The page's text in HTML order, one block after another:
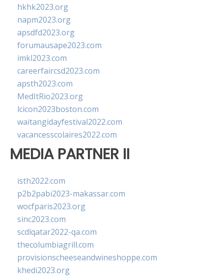
hkhk2023.org
napm2023.org
apsdfd2023.org
forumausape2023.com
imkl2023.com
careerfaircsd2023.com
apsth2023.com
MedItRio2023.org
lcicon2023boston.com
waitangidayfestival2022.com
vacancesscolaires2022.com
MEDIA PARTNER II
isth2022.com
p2b2pabi2023-makassar.com
wocfparis2023.org
sinc2023.com
scdlqatar2022-qa.com
thecolumbiagrill.com
provisionscheeseandwineshoppe.com
khedi2023.org